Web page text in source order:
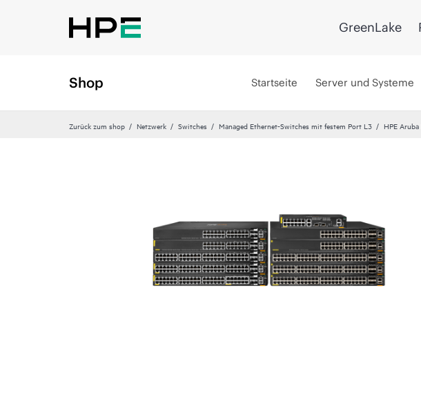
GreenLake
Shop Startseite Server und Systeme
Zurück zum shop Netzwerk Switches Managed Ethernet-Switches mit festem Port L3 HPE